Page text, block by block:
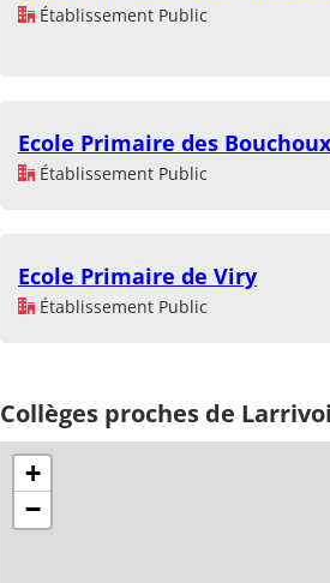
Établissement Public
Ecole Primaire des Bouchoux
Établissement Public
Ecole Primaire de Viry
Établissement Public
Collèges proches de
+
−